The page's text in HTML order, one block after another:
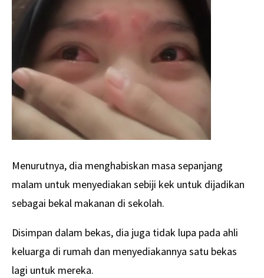
Menurutnya, dia menghabiskan masa sepanjang
malam untuk menyediakan sebiji kek untuk dijadikan
sebagai bekal makanan di sekolah.
Disimpan dalam bekas, dia juga tidak lupa pada ahli
keluarga di rumah dan menyediakannya satu bekas
lagi untuk mereka.